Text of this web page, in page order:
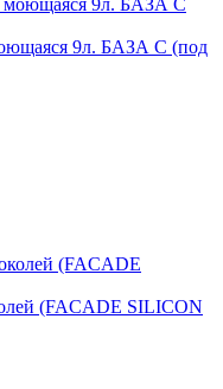
9л. БАЗА С (под
(FACADE SILICON